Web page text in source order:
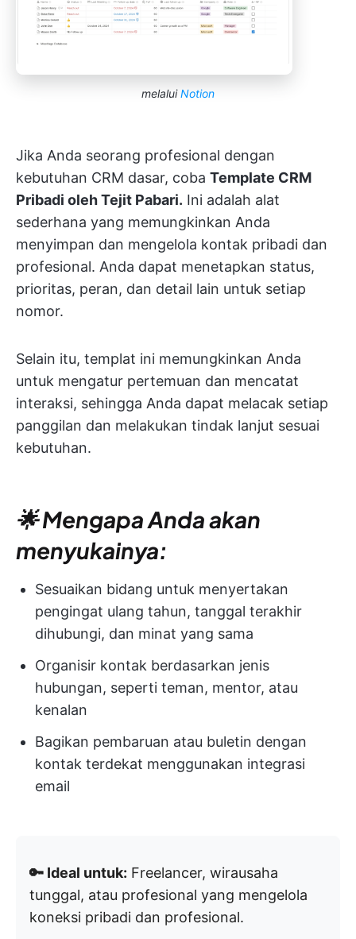
melaluiNotion
Jika Anda seorang profesional dengan
kebutuhan CRM dasar, coba Template CRM
Pribadi oleh Tejit Pabari. Ini adalah alat
sederhana yang memungkinkan Anda
menyimpan dan mengelola kontak pribadi dan
profesional. Anda dapat menetapkan status,
prioritas, peran, dan detail lain untuk setiap
nomor.
Selain itu, templat ini memungkinkan Anda
untuk mengatur pertemuan dan mencatat
interaksi, sehingga Anda dapat melacak setiap
panggilan dan melakukan tindak lanjut sesuai
kebutuhan.
🌟 Mengapa Anda akan
menyukainya:
Sesuaikan bidang untuk menyertakan
pengingat ulang tahun, tanggal terakhir
dihubungi, dan minat yang sama
Organisir kontak berdasarkan jenis
hubungan, seperti teman, mentor, atau
kenalan
Bagikan pembaruan atau buletin dengan
kontak terdekat menggunakan integrasi
email
🔑 Ideal untuk: Freelancer, wirausaha
tunggal, atau profesional yang mengelola
koneksi pribadi dan profesional.